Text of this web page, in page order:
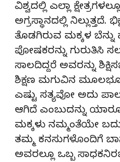
ವಿಶ್ವದಲ್ಲಿ ಎಲ್ಲಾ
ಅಗ್ರಸ್ಥಾನದಲ್ಲಿ ನಿಲ್ಲುತ್ತದೆ.
ತೊಡಗಿರುವ ಮಕ್ಕಳ
ಪೋಷಕರನ್ನು ಗುರುತಿಸಿ
ಸಾಲದಿದ್ದರೆ ಅವರನ್ನು
ಶಿಕ್ಷಣ ಮಗುವಿನ
ಎಷ್ಟು ಸತ್ಯವೋ ಅದು
ಆಗಿದೆ ಎಂಬುದನ್ನು
ಮಕ್ಕಳು ನಮ್ಮಂತೆಯೇ
ತಮ್ಮ ಕನಸುಗಳೊಂದಿಗೆ
ಅವರಲ್ಲೂ ಒಬ್ಬ